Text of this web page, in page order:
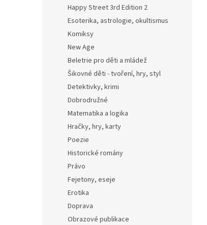
Happy Street 3rd Edition 2
Esoterika, astrologie, okultismus
Komiksy
New Age
Beletrie pro děti a mládež
Šikovné děti - tvoření, hry, styl
Detektivky, krimi
Dobrodružné
Matematika a logika
Hračky, hry, karty
Poezie
Historické romány
Právo
Fejetony, eseje
Erotika
Doprava
Obrazové publikace